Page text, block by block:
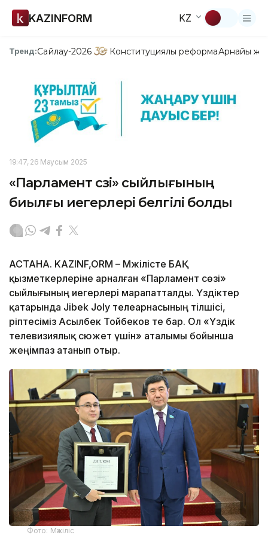
KAZINFORM KZ
Тренд:Сайлау-2026 Конституциялық реформаАрнайы
19:47, 26 Маусым 2025
«Парламент сөзі» сыйлығының
биылғы иегерлері белгілі болды
АСТАНА. KAZINF,ORM – Мәжілісте БАҚ
қызметкерлеріне арналған «Парламент сөзі»
сыйлығының иегерлері марапатталды. Үздіктер
қатарында Jibek Joly телеарнасының тілшісі,
әріптесіміз Асылбек Тойбеков те бар. Ол «Үздік
телевизиялық сюжет үшін» аталымы бойынша
жеңімпаз атанып отыр.
Фото: Мәжіліс